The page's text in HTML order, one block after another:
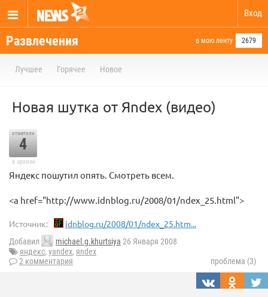
Вход
Развлечения в мою ленту 2679
Лучшее Горячее Новое
Новая шутка от Яndex (видео)
отметили
4
в архиве
Яндекс пошутил опять. Смотреть всем.
<a href="http://www.idnblog.ru/2008/01/ndex_25.html">
Источник: idnblog.ru/2008/01/ndex_25.htm...
Добавил michael.g.khurtsiya 26 Января 2008
яндекс, yandex, яndex
2 комментария
проблема (3)